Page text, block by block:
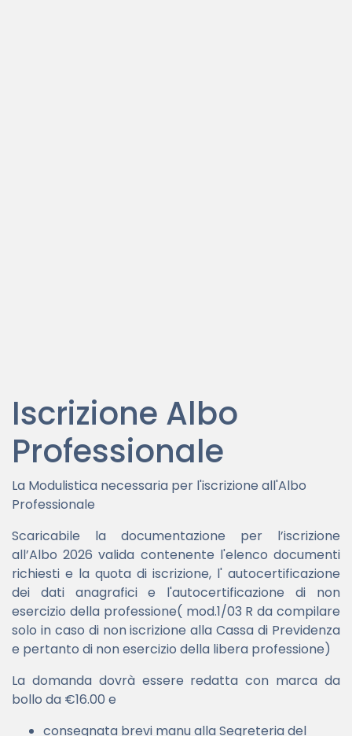
Iscrizione Albo
Professionale
La Modulistica necessaria per l'iscrizione all'Albo
Professionale
Scaricabile la documentazione per l’iscrizione
all’Albo 2026 valida contenente l'elenco documenti
richiesti e la quota di iscrizione, l' autocertificazione
dei dati anagrafici e l'autocertificazione di non
esercizio della professione( mod.1/03 R da compilare
solo in caso di non iscrizione alla Cassa di Previdenza
e pertanto di non esercizio della libera professione)
La domanda dovrà essere redatta con marca da
bollo da €16.00 e
consegnata brevi manu alla Segreteria del